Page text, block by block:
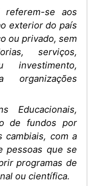
referem-se aos
exterior do país
ou privado, sem
serviços,
investimento,
organizações
Educacionais,
de fundos por
cambiais, com a
pessoas que se
programas de
ou científica.